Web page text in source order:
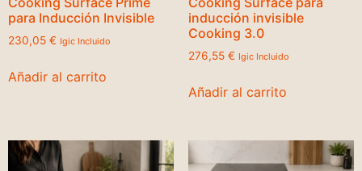
para Inducción Invisible
230,05 € Igic Incluido
Añadir al carrito
inducción invisible
Cooking 3.0
276,55 € Igic Incluido
Añadir al carrito